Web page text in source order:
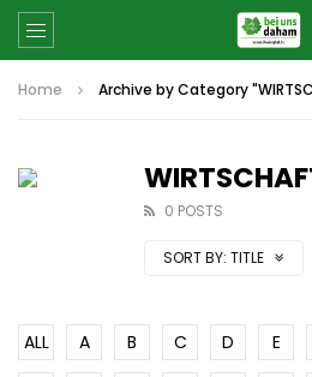
Home Archive by Category
0 POSTS
SORT BY: TITLE
ALL A B C D E